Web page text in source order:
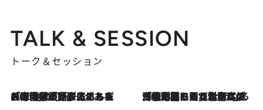
TALK & SESSION
トーク＆セッション
2026.8.3
「今後値上げがあるとすれば…」「リスクがあるのは今年の冬」エネルギー専門家が語る、ホルムズ海峡封鎖が家庭にもたらす“ある心配” 2026.8.3
「住宅建てられない…」「サーチャージ料の高値が続いている」ホルムズ海峡封鎖による影響はいつまで続く？《エネルギー専門家に聞く“どうなる日本の暮らし”》